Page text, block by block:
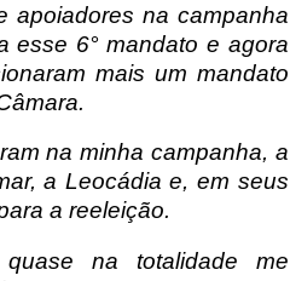
apoiadores na campanha
esse 6° mandato e agora
mais um mandato
na minha campanha, a
a Leocádia e, em seus
a reeleição.
na totalidade me